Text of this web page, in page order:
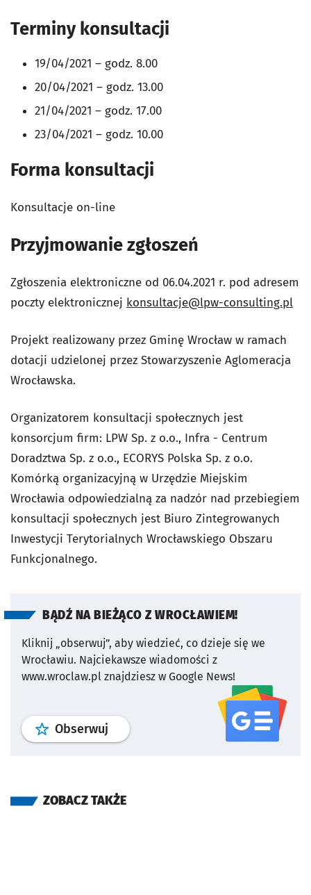
Terminy konsultacji
19/04/2021 – godz. 8.00
20/04/2021 – godz. 13.00
21/04/2021 – godz. 17.00
23/04/2021 – godz. 10.00
Forma konsultacji
Konsultacje on-line
Przyjmowanie zgłoszeń
Zgłoszenia elektroniczne od 06.04.2021 r. pod adresem
poczty elektronicznej konsultacje@lpw-consulting.pl
Projekt realizowany przez Gminę Wrocław w ramach
dotacji udzielonej przez Stowarzyszenie Aglomeracja
Wrocławska.
Organizatorem konsultacji społecznych jest
konsorcjum firm: LPW Sp. z o.o., Infra - Centrum
Doradztwa Sp. z o.o., ECORYS Polska Sp. z o.o.
Komórką organizacyjną w Urzędzie Miejskim
Wrocławia odpowiedzialną za nadzór nad przebiegiem
konsultacji społecznych jest Biuro Zintegrowanych
Inwestycji Terytorialnych Wrocławskiego Obszaru
Funkcjonalnego.
BĄDŹ NA BIEŻĄCO Z WROCŁAWIEM!
Kliknij „obserwuj”, aby wiedzieć, co dzieje się we
Wrocławiu. Najciekawsze wiadomości z
www.wroclaw.pl znajdziesz w Google News!
Obserwuj profil serwisu
ZOBACZ TAKŻE